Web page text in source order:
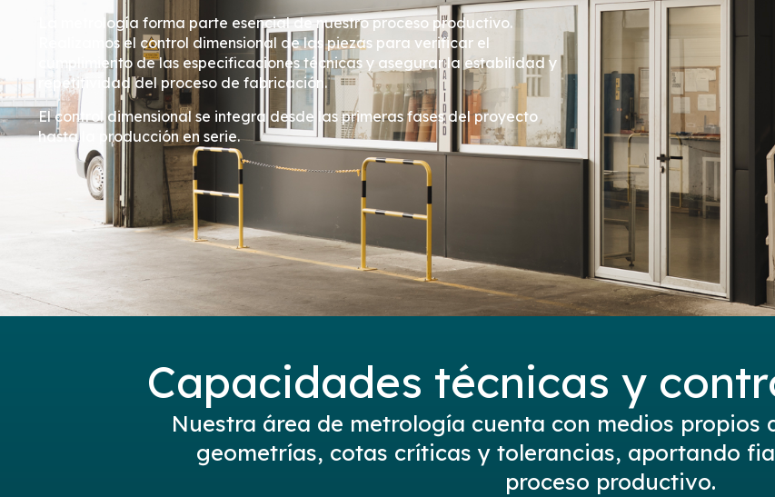
La metrología forma parte esencial de nuestro proceso productivo.
Realizamos el control dimensional de las piezas para verificar el
cumplimiento de las especificaciones técnicas y asegurar la estabilidad y
repetitividad del proceso de fabricación.
El control dimensional se integra desde las primeras fases del proyecto
hasta la producción en serie.
Capacidades técnicas y
Nuestra área de metrología cuenta con medios
geometrías, cotas críticas y tolerancias, aportando
proceso productivo.